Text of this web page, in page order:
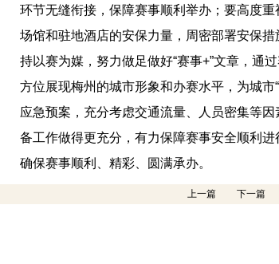
环节无缝衔接，保障赛事顺利举办；要高度
场馆和驻地酒店的安保力量，周密部署安保
持以赛为媒，努力做足做好“赛事+”文章，通
方位展现梅州的城市形象和办赛水平，为城市
应急预案，充分考虑交通流量、人员密集等
备工作做得更充分，有力保障赛事安全顺利进
确保赛事顺利、精彩、圆满承办。
上一篇 下一篇